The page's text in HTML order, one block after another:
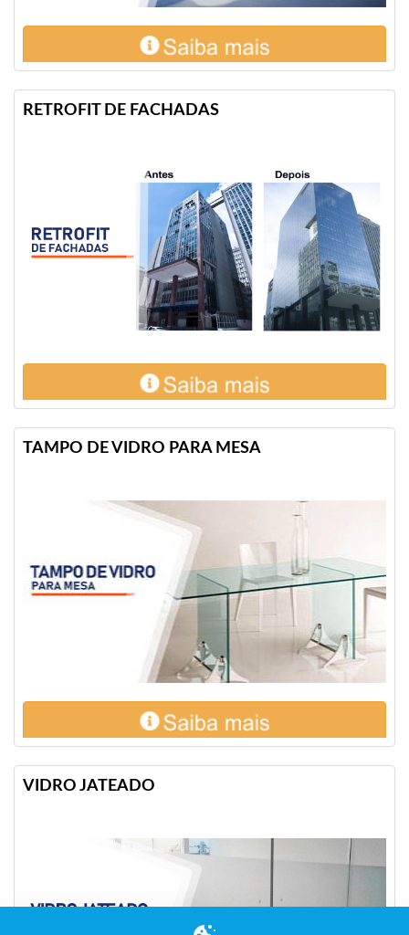
RETROFIT DE FACHADAS
TAMPO DE VIDRO PARA MESA
VIDRO JATEADO